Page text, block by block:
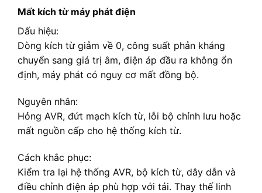
Mất kích từ máy phát điện
Dấu hiệu:
Dòng kích từ giảm về 0, công suất phản kháng
chuyển sang giá trị âm, điện áp đầu ra không ổn
định, máy phát có nguy cơ mất đồng bộ.
Nguyên nhân:
Hỏng AVR, đứt mạch kích từ, lỗi bộ chỉnh lưu hoặc
mất nguồn cấp cho hệ thống kích từ.
Cách khắc phục:
Kiểm tra lại hệ thống AVR, bộ kích từ, dây dẫn và
điều chỉnh điện áp phù hợp với tải. Thay thế linh